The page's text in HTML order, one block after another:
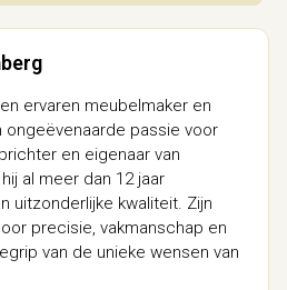
ervaren meubelmaker en
passie voor
en eigenaar van
al meer dan 12 jaar
uitzonderlijke kwaliteit. Zijn
precisie, vakmanschap en
van de unieke wensen van